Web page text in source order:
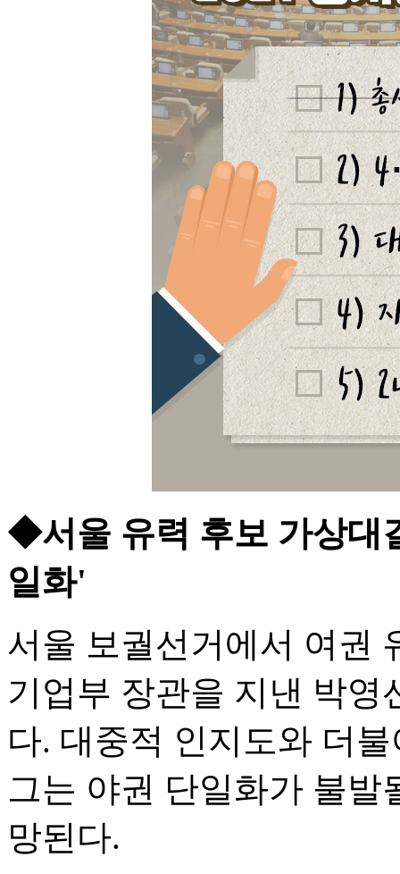
◆서울 유력 후보 가상
일화'
서울 보궐선거에서 여권
기업부 장관을 지낸 박영
다. 대중적 인지도와 더
그는 야권 단일화가 불발
망된다.